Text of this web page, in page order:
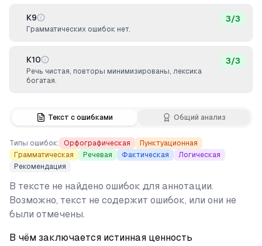
Текст с ошибками Общий анализ
Типы ошибок: Орфографическая
Пунктуационная
Грамматическая
Речевая Фактическая
Логическая
Рекомендация
В тексте не найдено ошибок для аннотации.
Возможно, текст не содержит ошибок, или они не
были отмечены.
В чём заключается истинная ценность
К9
Грамматических ошибок нет.
3/3
К10
Речь чистая, повторы минимизированы, лексика
богатая.
3/3